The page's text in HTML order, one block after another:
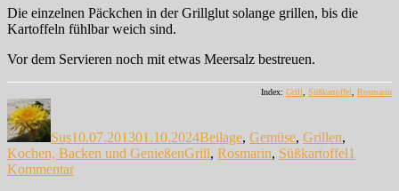
Die einzelnen Päckchen in der Grillglut solange grillen, bis die
Kartoffeln fühlbar weich sind.
Vor dem Servieren noch mit etwas Meersalz bestreuen.
Index: Grill Süßkartoffel Rosmarin
Autor
Sus10.07.201301.10.2024Beilage, Gemüse, Grillen,
Kochen, Backen und GenießenSchlagwörter
Grill, Rosmarin, Süßkartoffel1
Kommentarzu